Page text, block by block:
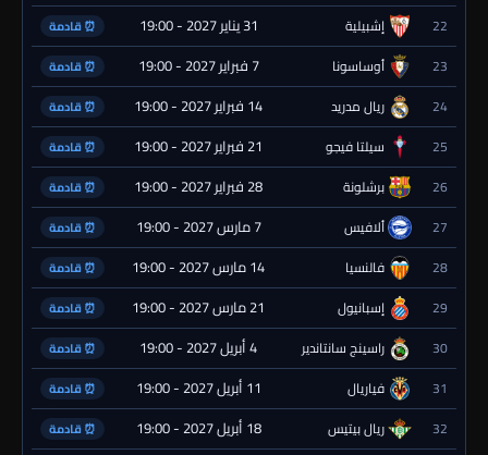
22 إشبيلية 31 يناير 2027 - 19:00 ⏰ قادمة
23 أوساسونا 7 فبراير 2027 - 19:00 ⏰ قادمة
24 ريال مدريد 14 فبراير 2027 - 19:00 ⏰ قادمة
25 سيلتا فيجو 21 فبراير 2027 - 19:00 ⏰ قادمة
26 برشلونة 28 فبراير 2027 - 19:00 ⏰ قادمة
27 ألافيس 7 مارس 2027 - 19:00 ⏰ قادمة
28 فالنسيا 14 مارس 2027 - 19:00 ⏰ قادمة
29 إسبانيول 21 مارس 2027 - 19:00 ⏰ قادمة
30 راسينج سانتاندير 4 أبريل 2027 - 19:00 ⏰ قادمة
31 فياريال 11 أبريل 2027 - 19:00 ⏰ قادمة
32 ريال بيتيس 18 أبريل 2027 - 19:00 ⏰ قادمة